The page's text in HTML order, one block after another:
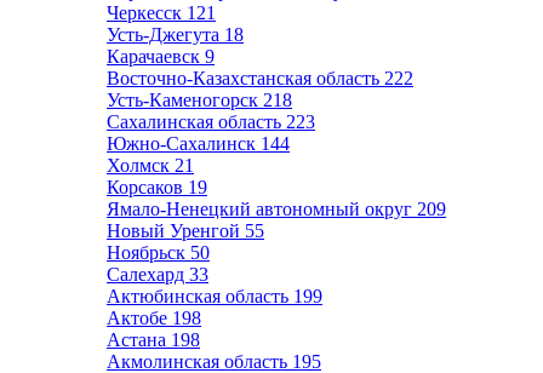
Черкесск 121
Усть-Джегута 18
Карачаевск 9
Восточно-Казахстанская область 222
Усть-Каменогорск 218
Сахалинская область 223
Южно-Сахалинск 144
Холмск 21
Корсаков 19
Ямало-Ненецкий автономный округ 209
Новый Уренгой 55
Ноябрьск 50
Салехард 33
Актюбинская область 199
Актобе 198
Астана 198
Акмолинская область 195